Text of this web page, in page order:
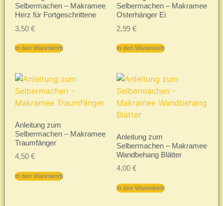
Selbermachen – Makramee
Herz für Fortgeschrittene
3,50 €
In den Warenkorb
Selbermachen – Makramee
Osterhänger Ei
2,99 €
In den Warenkorb
Anleitung zum
Selbermachen – Makramee
Traumfänger
4,50 €
In den Warenkorb
Anleitung zum
Selbermachen – Makramee
Wandbehang Blätter
4,00 €
In den Warenkorb